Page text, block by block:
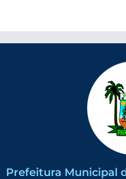
Prefeitura Municipal